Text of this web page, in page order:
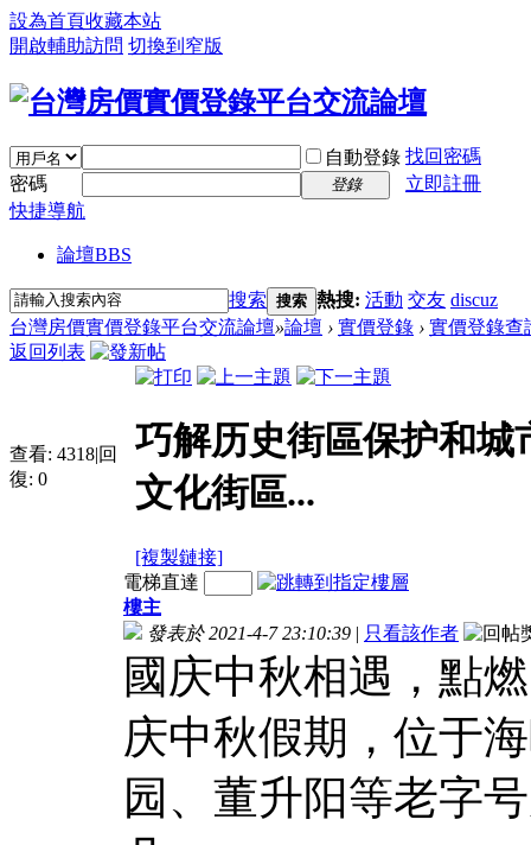
設為首頁收藏本站
開啟輔助訪問 切換到窄版
自動登錄 找回密碼
密碼
登錄
立即註冊
快捷導航
論壇BBS
搜索 搜索 熱搜: 活動 交友 discuz
台灣房價實價登錄平台交流論壇»論壇 › 實價登錄 › 實價登錄查
返回列表
查看: 4318|回
復: 0
巧解历史街區保护和城
文化街區...
[複製鏈接]
電梯直達
樓主
發表於 2021-4-7 23:10:39 | 只看該作者
國庆中秋相遇，點
庆中秋假期，位于
园、董升阳等老字